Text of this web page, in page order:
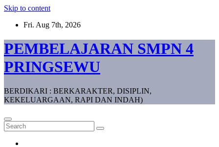
Skip to content
Fri. Aug 7th, 2026
PEMBELAJARAN SMPN 4
PRINGSEWU
BERDIKARI : BERKARAKTER, DISIPLIN,
KEKELUARGAAN, RAPI DAN INDAH)